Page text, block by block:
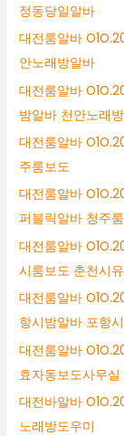
정동당일알바
대전룸알바
안노래방알바
대전룸알바
밤알바 천안노래
대전룸알바
주룸보도
대전룸알바
퍼블릭알바 청주
대전룸알바
시룸보도 춘천시
대전룸알바
항시밤알바 포항
대전룸알바
효자동보도사무
대전바알바
노래방도우미